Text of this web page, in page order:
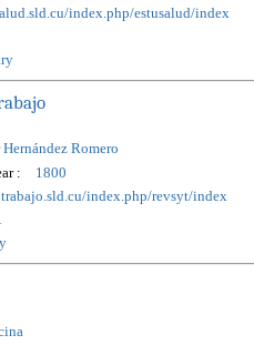
index.php/estusalud/index
Hernández Romero
:
1800
index.php/revsyt/index